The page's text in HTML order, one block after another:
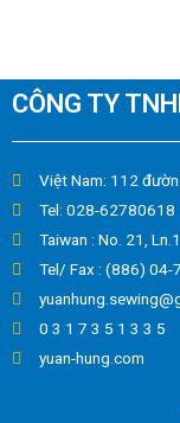
CÔNG TY
Việt Nam: 112
Tel: 028-62780618
Taiwan : No. 21,
Tel/ Fax : (886) 04-
0 3 1 7 3 5 1 3 3 5
yuan-hung.com